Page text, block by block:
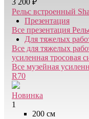
3 200 ₽
Рельс встроенный
Презентация
Все презентация
Для тяжелых
Все для тяжелых
усиленная тросовая
Все музейная
R70
Новинка
1
200 см